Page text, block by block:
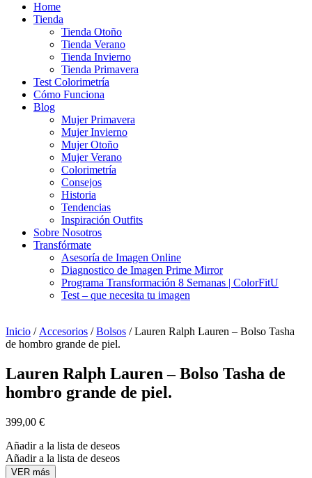
Home
Tienda
Tienda Otoño
Tienda Verano
Tienda Invierno
Tienda Primavera
Test Colorimetría
Cómo Funciona
Blog
Mujer Primavera
Mujer Invierno
Mujer Otoño
Mujer Verano
Colorimetría
Consejos
Historia
Tendencias
Inspiración Outfits
Sobre Nosotros
Transfórmate
Asesoría de Imagen Online
Diagnostico de Imagen Prime Mirror
Programa Transformación 8 Semanas | ColorFitU
Test – que necesita tu imagen
Inicio / Accesorios /Bolsos / Lauren Ralph Lauren – Bolso Tasha
de hombro grande de piel.
Lauren Ralph Lauren – Bolso Tasha de
hombro grande de piel.
399,00 €
Añadir a la lista de deseos
Añadir a la lista de deseos
VER más